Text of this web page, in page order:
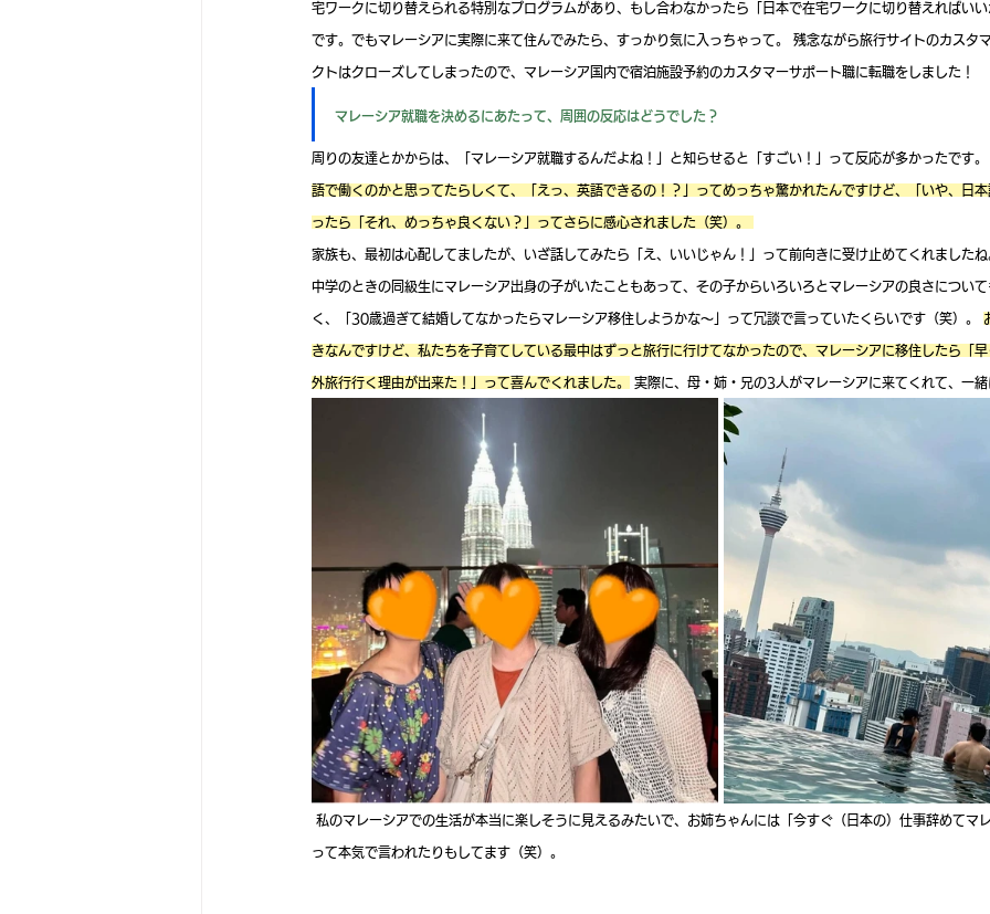
宅ワークに切り替えられる特別なプログラムがあり、もし合わなかったら「日本で在宅ワークに切り替えればい
です。でもマレーシアに実際に来て住んでみたら、すっかり気に入っちゃって。 残念ながら旅行サイトのカスタ
クトはクローズしてしまったので、マレーシア国内で宿泊施設予約のカスタマーサポート職に転職をしました！
マレーシア就職を決めるにあたって、周囲の反応はどうでした？
周りの友達とかからは、「マレーシア就職するんだよね！」と知らせると「すごい！」って反応が多かったです。
語で働くのかと思ってたらしくて、「えっ、英語できるの！？」ってめっちゃ驚かれたんですけど、「いや、日
ったら「それ、めっちゃ良くない？」ってさらに感心されました（笑）。
家族も、最初は心配してましたが、いざ話してみたら「え、いいじゃん！」って前向きに受け止めてくれましたね
中学のときの同級生にマレーシア出身の子がいたこともあって、その子からいろいろとマレーシアの良さについ
く、「30歳過ぎて結婚してなかったらマレーシア移住しようかな〜」って冗談で言っていたくらいです（笑）。
きなんですけど、私たちを子育てしている最中はずっと旅行に行けてなかったので、マレーシアに移住したら「
外旅行行く理由が出来た！」って喜んでくれました。 実際に、母・姉・兄の3人がマレーシアに来てくれて、一緒
って本気で言われたりもしてます（笑）。